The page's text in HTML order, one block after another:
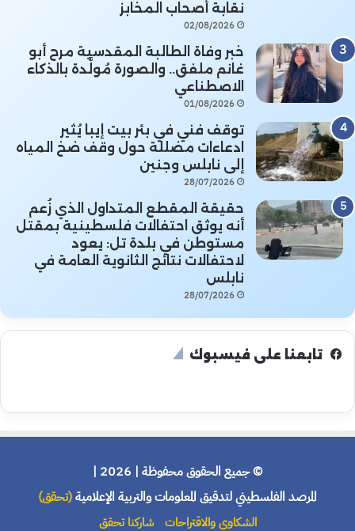
نقابة أصحاب المخابز
02/08/2026
خبر وفاة الطالبة المقدسية مرح أبو
غانم ملفق.. والصورة مُولَّدة بالذكاء
الاصطناعي
01/08/2026
توقف فني في بئر بيت إيبا يُثير
ادعاءات مضللة حول وقف ضخ المياه
إلى نابلس وجنين
28/07/2026
حقيقة المقطع المتداول الذي زُعم
أنه يوثق احتفالات فلسطينية بمقتل
مستوطن في بلدة تل: يعود
لاحتفالات نتائج الثانوية العامة في
نابلس
28/07/2026
تابعنا على فيسبوك
© جميع الحقوق محفوظة | 2026 |
المرصد الفلسطيني لتدقيق المعلومات والتربية الإعلامية(تحقق)
الشكاوى والاقتراحات شاركنا تحقق